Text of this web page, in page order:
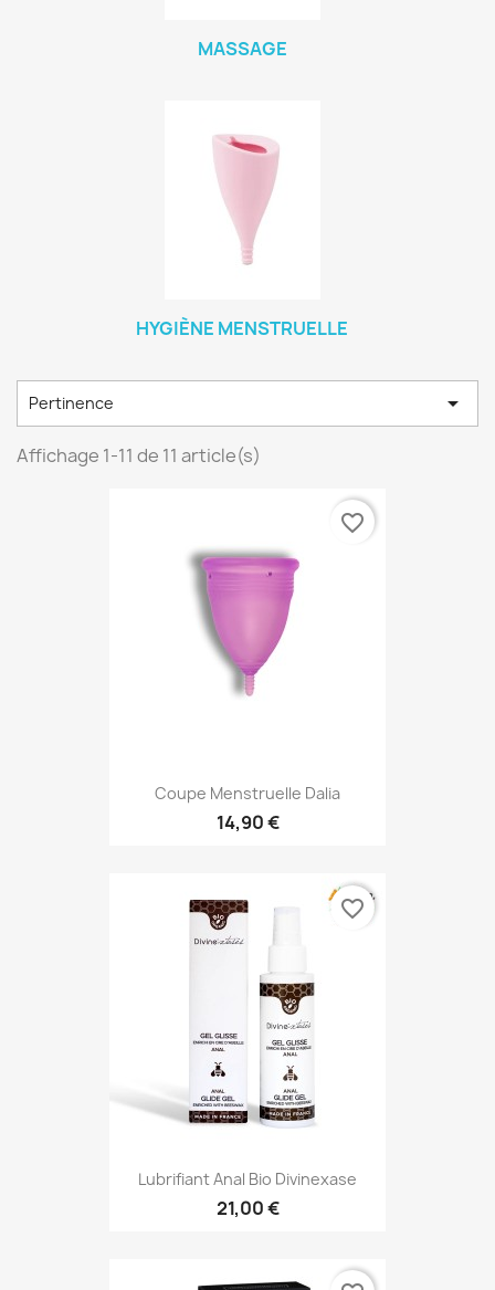
MASSAGE
HYGIÈNE MENSTRUELLE
Pertinence 
Affichage 1-11 de 11 article(s)
Coupe Menstruelle Dalia
14,90 €
favorite_border
Lubrifiant Anal Bio Divinexase
21,00 €
favorite_border